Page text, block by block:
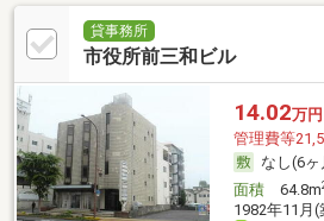
貸事務所
市役所前三和ビル
14.02万円
管理費等
なし(6ヶ
面積64.8m
1982年11月